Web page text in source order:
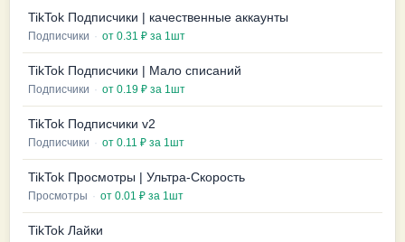
TikTok Подписчики | качественные аккаунты
Подписчики · от 0.31 ₽ за 1шт
TikTok Подписчики | Мало списаний
Подписчики · от 0.19 ₽ за 1шт
TikTok Подписчики v2
Подписчики · от 0.11 ₽ за 1шт
TikTok Просмотры | Ультра-Скорость
Просмотры · от 0.01 ₽ за 1шт
TikTok Лайки